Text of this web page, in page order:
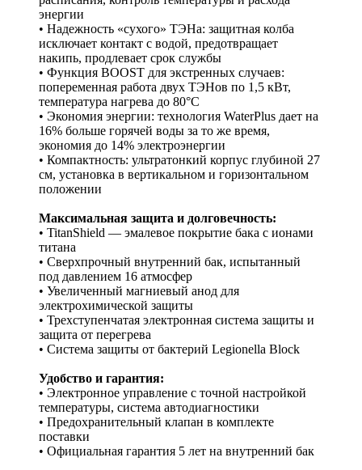
энергии
• Надежность «сухого» ТЭНа: защитная колба
исключает контакт с водой, предотвращает
накипь, продлевает срок службы
• Функция BOOST для экстренных случаев:
попеременная работа двух ТЭНов по 1,5 кВт,
температура нагрева до 80°С
• Экономия энергии: технология WaterPlus дает на
16% больше горячей воды за то же время,
экономия до 14% электроэнергии
• Компактность: ультратонкий корпус глубиной 27
см, установка в вертикальном и горизонтальном
положении
Максимальная защита и долговечность:
• TitanShield — эмалевое покрытие бака с ионами
титана
• Сверхпрочный внутренний бак, испытанный
под давлением 16 атмосфер
• Увеличенный магниевый анод для
электрохимической защиты
• Трехступенчатая электронная система защиты и
защита от перегрева
• Система защиты от бактерий Legionella Block
Удобство и гарантия:
• Электронное управление с точной настройкой
температуры, система автодиагностики
• Предохранительный клапан в комплекте
поставки
• Официальная гарантия 5 лет на внутренний бак